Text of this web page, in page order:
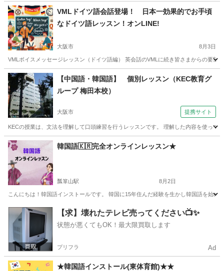
大阪 大阪市 その他語学 東京 千代田区 その他語学
ドイツ語
VMLドイツ語会話登場！ 日本一効果的でお手頃
なドイツ語レッスン！オンLINE!
大阪市 8月3日
VMLボイスメッセージレッスン（ドイツ語編） 英会話のVMLに続き皆さまからの要
大阪 大阪市 その他語学 愛知 名古屋市 その他語学
VML
【中国語・韓国語】 個別レッスン（KEC教育グ
ループ 梅田本校）
大阪市 提携サイト
KECの授業は、文法を理解して口頭練習を行うレッスンです。 理解した内容を使っ
大阪 大阪市 中国語
韓国語🇰🇷完全オンラインレッスン★
瓢箪山駅 8月2日
こんにちは！韓国語インストールです。 韓国に15年住んだ経験を生かし韓国語を始
大阪 東大阪市 瓢箪山駅 韓国語 インストール
【求】壊れたテレビ売ってください📺✨
状態が悪くてもOK！最大限買取します
プリフラ Ad
★韓国語インストール(東体育館)★★